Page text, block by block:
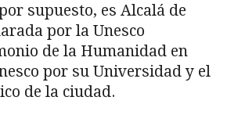
supuesto, es Alcalá de
por la Unesco
de la Humanidad en
por su Universidad y el
de la ciudad.